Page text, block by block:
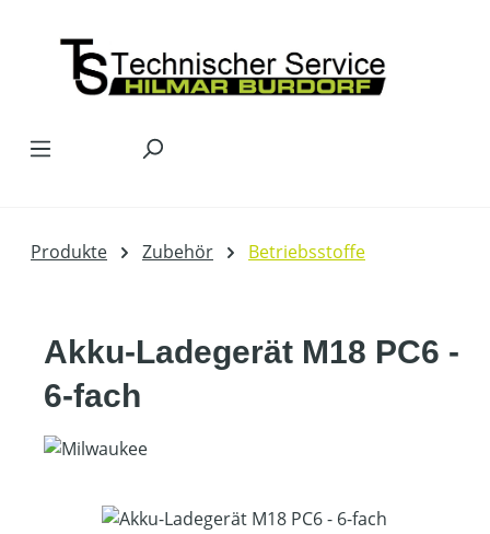
Produkte Zubehör Betriebsstoffe
Akku-Ladegerät M18 PC6 -
6-fach
Bildergalerie überspringen